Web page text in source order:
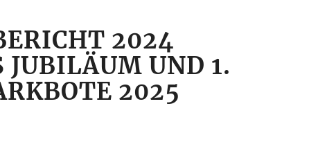
2024
JUBILÄUM UND 1.
2025